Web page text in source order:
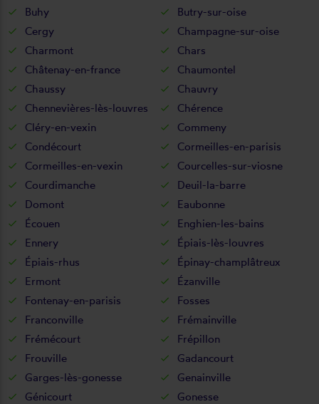
Buhy
Butry-sur-oise
Cergy
Champagne-sur-oise
Charmont
Chars
Châtenay-en-france
Chaumontel
Chaussy
Chauvry
Chennevières-lès-louvres
Chérence
Cléry-en-vexin
Commeny
Condécourt
Cormeilles-en-parisis
Cormeilles-en-vexin
Courcelles-sur-viosne
Courdimanche
Deuil-la-barre
Domont
Eaubonne
Écouen
Enghien-les-bains
Ennery
Épiais-lès-louvres
Épiais-rhus
Épinay-champlâtreux
Ermont
Ézanville
Fontenay-en-parisis
Fosses
Franconville
Frémainville
Frémécourt
Frépillon
Frouville
Gadancourt
Garges-lès-gonesse
Genainville
Génicourt
Gonesse